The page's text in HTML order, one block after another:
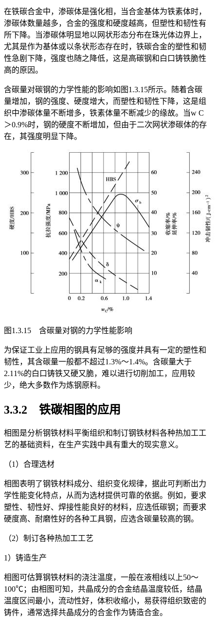
在铁碳合金中，渗碳体是强化相，当合金基体为铁素体时，
渗碳体数量越多，合金的强度和硬度越高，但塑性和韧性有
所下降。当渗碳体明显地以网状形态分布在珠光体边界上，
尤其是作为基体或以条状形态存在时，铁碳合金的塑性和韧
性急剧下降，强度也随之降低，这是高碳钢和白口铸铁脆性
高的原因。
含碳量对碳钢的力学性能的影响如图1.3.15所示。随着含碳
量增加，钢的强度、硬度增大，而塑性和韧性下降，这是组
织中渗碳体量不断增多，铁素体量不断减少的缘故。当w C
＞0.9%时，钢的硬度不断增加，但由于二次网状渗碳体的存
在，其强度明显下降。
图1.3.15 含碳量对钢的力学性能影响
为保证工业上应用的钢具有足够的强度并具有一定的塑性和
韧性，其含碳量一般都不超过1.3%～1.4%。含碳量大于
2.11%的白口铸铁又硬又脆，难以进行切削加工，应用较
少，绝大多数作为炼钢原料。
3.3.2 铁碳相图的应用
相图是分析钢铁材料平衡组织和制订钢铁材料各种热加工工
艺的基础资料，在生产实践中具有重大的现实意义。
（1）合理选材
相图表明了钢铁材料成分、组织变化规律，据此可判断出力
学性能变化特点，从而为选材提供可靠的依据。例如，要求
塑性、韧性好、焊接性能良好的材料，应选低碳钢；而要求
硬度高、耐磨性好的各种工具钢，应选含碳量较高的钢。
（2）制订各种热加工工艺
1）铸造生产
相图可估算钢铁材料的浇注温度，一般在液相线以上50～
100℃；由相图可知，共晶成分的合金结晶温度较低，结晶
温度区间最小，流动性好，体积收缩小，易获得组织致密的
铸件，通常选择共晶成分的合金作为铸造合金。